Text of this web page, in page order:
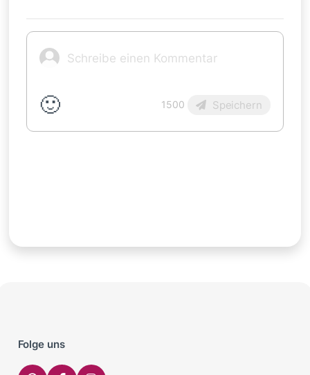
🙂 1500 Speichern
Folge uns